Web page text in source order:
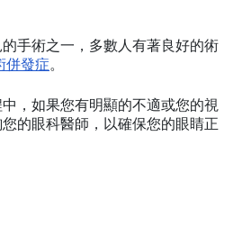
手術之一，多數人有著良好的術
併發症。
，如果您有明顯的不適或您的視
的眼科醫師，以確保您的眼睛正